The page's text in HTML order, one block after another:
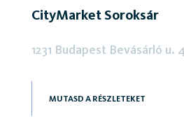
CityMarket Soroksár
1231 Budapest Bevásárló u.
MUTASD A RÉSZLETEKET